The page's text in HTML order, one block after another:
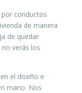
conductos
de manera
de quedar
verás los
el diseño e
mano. Nos